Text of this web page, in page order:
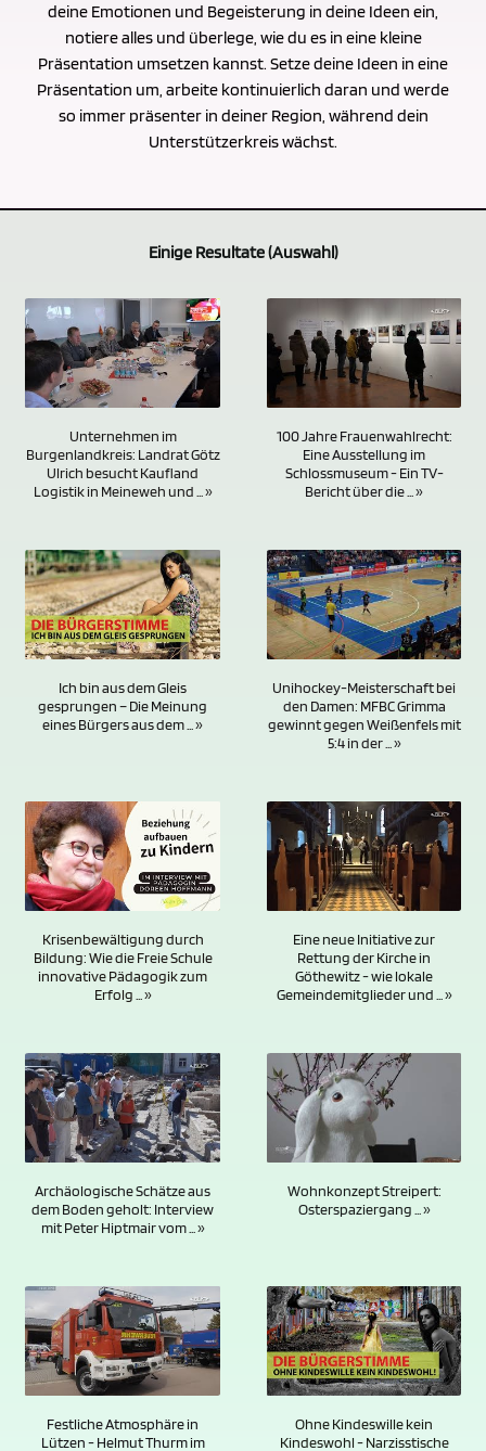
deine Emotionen und Begeisterung in deine Ideen ein,
notiere alles und überlege, wie du es in eine kleine
Präsentation umsetzen kannst. Setze deine Ideen in eine
Präsentation um, arbeite kontinuierlich daran und werde
so immer präsenter in deiner Region, während dein
Unterstützerkreis wächst.
Einige Resultate (Auswahl)
Unternehmen im
Burgenlandkreis: Landrat Götz
Ulrich besucht Kaufland
Logistik in Meineweh und ... »
100 Jahre Frauenwahlrecht:
Eine Ausstellung im
Schlossmuseum - Ein TV-
Bericht über die ... »
Ich bin aus dem Gleis
gesprungen – Die Meinung
eines Bürgers aus dem ... »
Unihockey-Meisterschaft bei
den Damen: MFBC Grimma
gewinnt gegen Weißenfels mit
5:4 in der ... »
Krisenbewältigung durch
Bildung: Wie die Freie Schule
innovative Pädagogik zum
Erfolg ... »
Eine neue Initiative zur
Rettung der Kirche in
Göthewitz - wie lokale
Gemeindemitglieder und ... »
Archäologische Schätze aus
dem Boden geholt: Interview
mit Peter Hiptmair vom ... »
Wohnkonzept Streipert:
Osterspaziergang ... »
Festliche Atmosphäre in
Lützen - Helmut Thurm im
Ohne Kindeswille kein
Kindeswohl - Narzisstische